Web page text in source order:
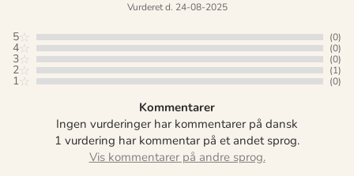
Vurderet d. 24-08-2025
5 (0)
4 (0)
3 (0)
2 (1)
1 (0)
Kommentarer
Ingen vurderinger har kommentarer på dansk
1 vurdering har kommentar på et andet sprog.